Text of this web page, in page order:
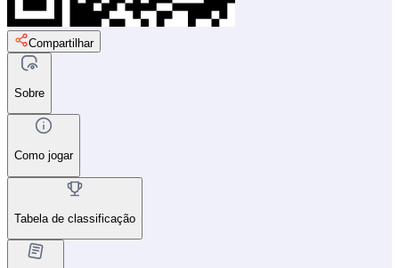
Compartilhar
Sobre
Como jogar
Tabela de classificação